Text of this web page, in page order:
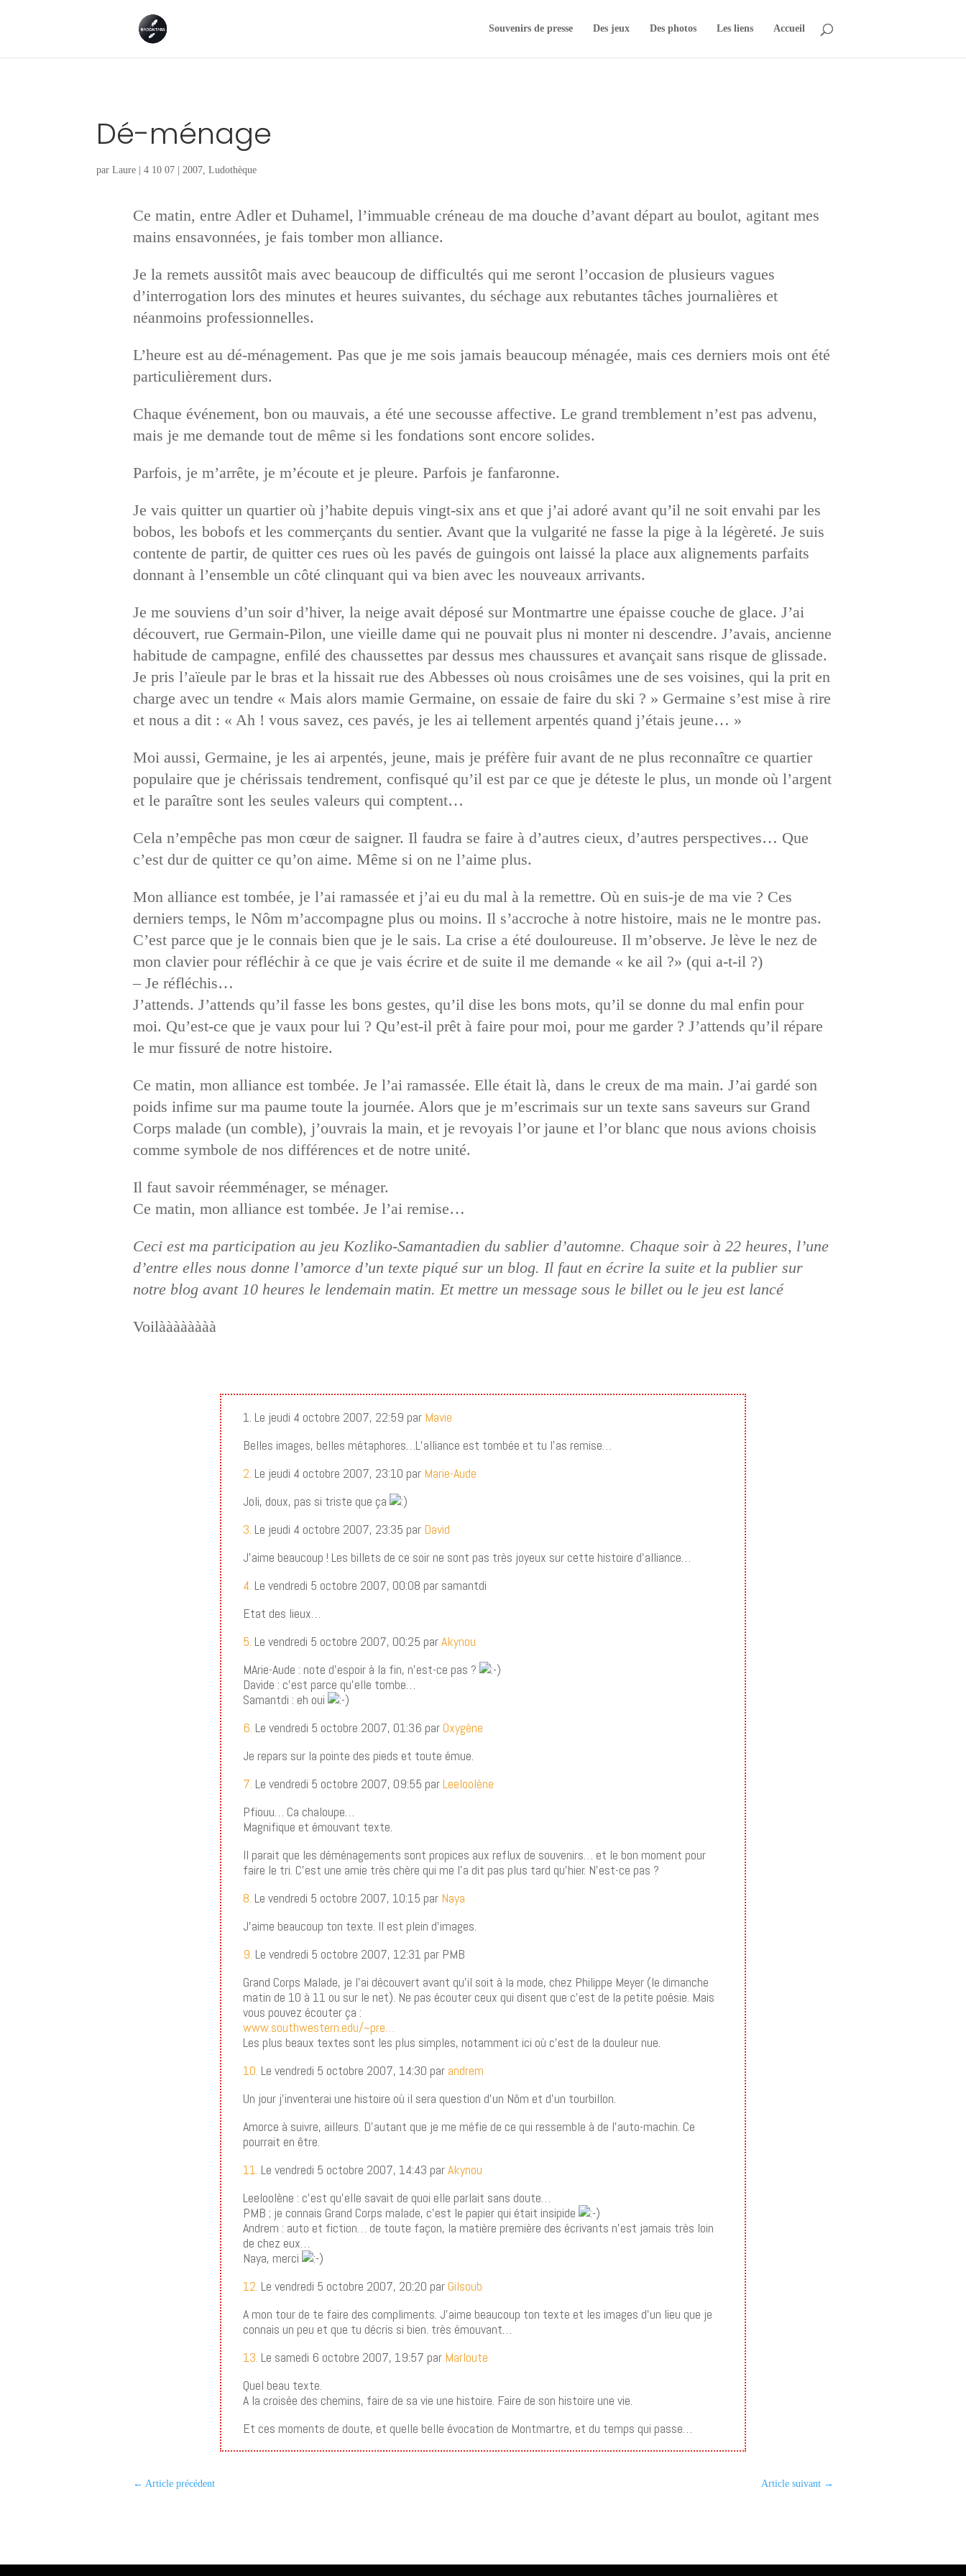
Souvenirs de presse Des jeux Des photos Les liens Accueil
Dé-ménage
parLaure |4 10 07 | 2007 ,Ludothèque
Ce matin, entre Adler et Duhamel, l’immuable créneau de ma douche d’avant départ au boulot, agitant mes
mains ensavonnées, je fais tomber mon alliance.
Je la remets aussitôt mais avec beaucoup de difficultés qui me seront l’occasion de plusieurs vagues
d’interrogation lors des minutes et heures suivantes, du séchage aux rebutantes tâches journalières et
néanmoins professionnelles.
L’heure est au dé-ménagement. Pas que je me sois jamais beaucoup ménagée, mais ces derniers mois ont été
particulièrement durs.
Chaque événement, bon ou mauvais, a été une secousse affective. Le grand tremblement n’est pas advenu,
mais je me demande tout de même si les fondations sont encore solides.
Parfois, je m’arrête, je m’écoute et je pleure. Parfois je fanfaronne.
Je vais quitter un quartier où j’habite depuis vingt-six ans et que j’ai adoré avant qu’il ne soit envahi par les
bobos, les bobofs et les commerçants du sentier. Avant que la vulgarité ne fasse la pige à la légèreté. Je suis
contente de partir, de quitter ces rues où les pavés de guingois ont laissé la place aux alignements parfaits
donnant à l’ensemble un côté clinquant qui va bien avec les nouveaux arrivants.
Je me souviens d’un soir d’hiver, la neige avait déposé sur Montmartre une épaisse couche de glace. J’ai
découvert, rue Germain-Pilon, une vieille dame qui ne pouvait plus ni monter ni descendre. J’avais, ancienne
habitude de campagne, enfilé des chaussettes par dessus mes chaussures et avançait sans risque de glissade.
Je pris l’aïeule par le bras et la hissait rue des Abbesses où nous croisâmes une de ses voisines, qui la prit en
charge avec un tendre « Mais alors mamie Germaine, on essaie de faire du ski ? » Germaine s’est mise à rire
et nous a dit : « Ah ! vous savez, ces pavés, je les ai tellement arpentés quand j’étais jeune… »
Moi aussi, Germaine, je les ai arpentés, jeune, mais je préfère fuir avant de ne plus reconnaître ce quartier
populaire que je chérissais tendrement, confisqué qu’il est par ce que je déteste le plus, un monde où l’argent
et le paraître sont les seules valeurs qui comptent…
Cela n’empêche pas mon cœur de saigner. Il faudra se faire à d’autres cieux, d’autres perspectives… Que
c’est dur de quitter ce qu’on aime. Même si on ne l’aime plus.
Mon alliance est tombée, je l’ai ramassée et j’ai eu du mal à la remettre. Où en suis-je de ma vie ? Ces
derniers temps, le Nôm m’accompagne plus ou moins. Il s’accroche à notre histoire, mais ne le montre pas.
C’est parce que je le connais bien que je le sais. La crise a été douloureuse. Il m’observe. Je lève le nez de
mon clavier pour réfléchir à ce que je vais écrire et de suite il me demande « ke ail ?» (qui a-t-il ?)
– Je réfléchis…
J’attends. J’attends qu’il fasse les bons gestes, qu’il dise les bons mots, qu’il se donne du mal enfin pour
moi. Qu’est-ce que je vaux pour lui ? Qu’est-il prêt à faire pour moi, pour me garder ? J’attends qu’il répare
le mur fissuré de notre histoire.
Ce matin, mon alliance est tombée. Je l’ai ramassée. Elle était là, dans le creux de ma main. J’ai gardé son
poids infime sur ma paume toute la journée. Alors que je m’escrimais sur un texte sans saveurs sur Grand
Corps malade (un comble), j’ouvrais la main, et je revoyais l’or jaune et l’or blanc que nous avions choisis
comme symbole de nos différences et de notre unité.
Il faut savoir réemménager, se ménager.
Ce matin, mon alliance est tombée. Je l’ai remise…
Ceci est ma participation au jeu Kozliko-Samantadien du sablier d’automne. Chaque soir à 22 heures, l’une
d’entre elles nous donne l’amorce d’un texte piqué sur un blog. Il faut en écrire la suite et la publier sur
notre blog avant 10 heures le lendemain matin. Et mettre un message sous le billet ou le jeu est lancé
Voilàààààààà
1. Le jeudi 4 octobre 2007, 22:59 par Mavie
Belles images, belles métaphores…L’alliance est tombée et tu l’as remise…
2. Le jeudi 4 octobre 2007, 23:10 par Marie-Aude
Joli, doux, pas si triste que ça
3. Le jeudi 4 octobre 2007, 23:35 par David
J’aime beaucoup ! Les billets de ce soir ne sont pas très joyeux sur cette histoire d’alliance…
4. Le vendredi 5 octobre 2007, 00:08 par samantdi
Etat des lieux…
5. Le vendredi 5 octobre 2007, 00:25 parAkynou
MArie-Aude : note d’espoir à la fin, n’est-ce pas ?
Davide : c’est parce qu’elle tombe…
Samantdi : eh oui
6. Le vendredi 5 octobre 2007, 01:36 parOxygène
Je repars sur la pointe des pieds et toute émue.
7. Le vendredi 5 octobre 2007, 09:55 parLeeloolène
Pfiouu… Ca chaloupe…
Magnifique et émouvant texte.
Il parait que les déménagements sont propices aux reflux de souvenirs… et le bon moment pour
faire le tri. C’est une amie très chère qui me l’a dit pas plus tard qu’hier. N’est-ce pas ?
8. Le vendredi 5 octobre 2007, 10:15 par Naya
J’aime beaucoup ton texte. Il est plein d’images.
9. Le vendredi 5 octobre 2007, 12:31 par PMB
Grand Corps Malade, je l’ai découvert avant qu’il soit à la mode, chez Philippe Meyer (le dimanche
matin de 10 à 11 ou sur le net). Ne pas écouter ceux qui disent que c’est de la petite poésie. Mais
vous pouvez écouter ça :
www.southwestern.edu/~pre…
Les plus beaux textes sont les plus simples, notamment ici où c’est de la douleur nue.
10. Le vendredi 5 octobre 2007, 14:30 par andrem
Un jour j’inventerai une histoire où il sera question d’un Nôm et d’un tourbillon.
Amorce à suivre, ailleurs. D’autant que je me méfie de ce qui ressemble à de l’auto-machin. Ce
pourrait en être.
11. Le vendredi 5 octobre 2007, 14:43 parAkynou
Leeloolène : c’est qu’elle savait de quoi elle parlait sans doute…
PMB ; je connais Grand Corps malade, c’est le papier qui était insipide
Andrem : auto et fiction… de toute façon, la matière première des écrivants n’est jamais très loin
de chez eux…
Naya, merci
12. Le vendredi 5 octobre 2007, 20:20 parGilsoub
A mon tour de te faire des compliments. J’aime beaucoup ton texte et les images d’un lieu que je
connais un peu et que tu décris si bien. très émouvant…
13. Le samedi 6 octobre 2007, 19:57 par Marloute
Quel beau texte.
A la croisée des chemins, faire de sa vie une histoire. Faire de son histoire une vie.
Et ces moments de doute, et quelle belle évocation de Montmartre, et du temps qui passe…
← Article précédent Article suivant→